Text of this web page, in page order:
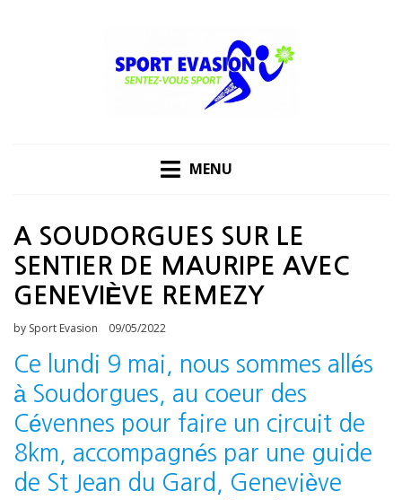
MENU
A SOUDORGUES SUR LE
SENTIER DE MAURIPE AVEC
GENEVIÈVE REMEZY
by Sport Evasion
Posted
09/05/2022
Ce lundi 9 mai, nous sommes allés
à Soudorgues, au coeur des
Cévennes pour faire un circuit de
8km, accompagnés par une guide
de St Jean du Gard, Geneviève